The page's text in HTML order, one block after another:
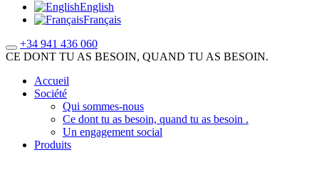
English
Français
+34 941 436 060
CE DONT TU AS BESOIN, QUAND TU AS BESOIN.
Accueil
Société
Qui sommes-nous
Ce dont tu as besoin, quand tu as besoin .
Un engagement social
Produits